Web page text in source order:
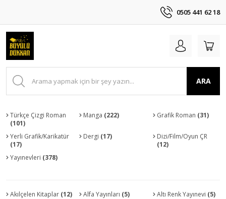
0505 441 62 18
ARA
Türkçe Çizgi Roman
(101)
Manga (222) Grafik Roman (31)
Yerli Grafik/Karikatür
(17)
Dergi (17)
Dizi/Film/Oyun ÇR
(12)
Yayınevleri (378)
Akılçelen Kitaplar (12) Alfa Yayınları (5) Altı Renk Yayınevi (5)